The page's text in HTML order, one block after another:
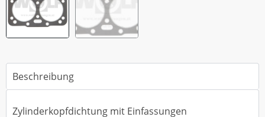
Beschreibung
Zylinderkopfdichtung mit Einfassungen